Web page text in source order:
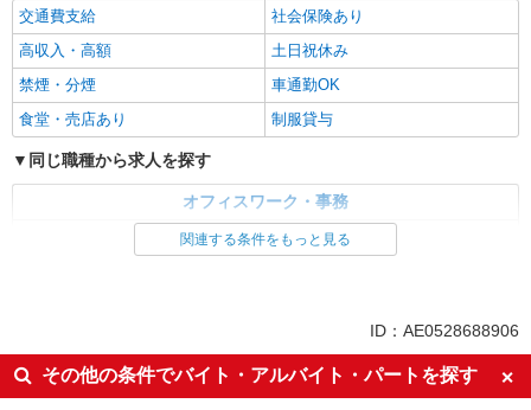
交通費支給
社会保険あり
高収入・高額
土日祝休み
禁煙・分煙
車通勤OK
食堂・売店あり
制服貸与
同じ職種から求人を探す
オフィスワーク・事務
土日祝休み
車通勤OK
関連する条件をもっと見る
ID：AE0528688906
その他の条件でバイト・アルバイト・パートを探す